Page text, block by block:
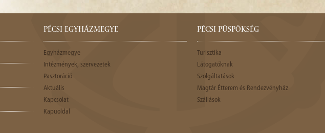
PÉCSI EGYHÁZMEGYE
Egyházmegye
Intézmények, szervezetek
Pasztoráció
Aktuális
Kapcsolat
Kapuoldal
PÉCSI PÜSPÖKSÉG
Turisztika
Látogatóknak
Szolgáltatások
Magtár Étterem és Rendezvényház
Szállások